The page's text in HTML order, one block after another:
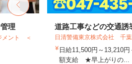
理
メント ＜
道路工事などの交通誘
日清警備東京株式会社 千
日給11,500円～13,210
額支給 ★早上がりの...